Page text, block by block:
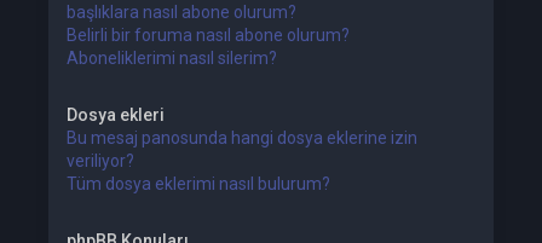
başlıklara nasıl abone olurum?
Belirli bir foruma nasıl abone olurum?
Aboneliklerimi nasıl silerim?
Dosya ekleri
Bu mesaj panosunda hangi dosya eklerine izin
veriliyor?
Tüm dosya eklerimi nasıl bulurum?